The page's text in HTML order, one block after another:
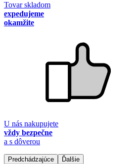
Tovar skladom
expedujeme
okamžite
U nás nakupujete
vždy bezpečne
a s dôverou
Predchádzajúce Ďalšie